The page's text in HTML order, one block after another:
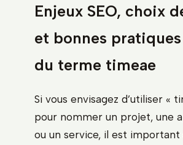
Enjeux SEO, choix
et bonnes
du terme timeae
Si vous envisagez d’utiliser «
pour nommer un projet, une
ou un service, il est